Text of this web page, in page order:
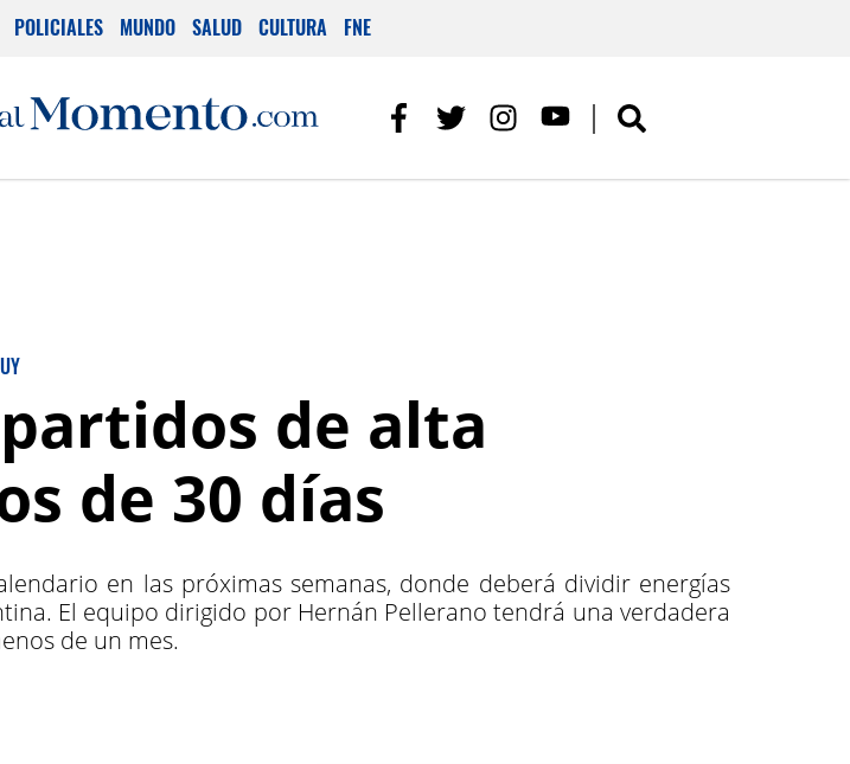
POLICIALES MUNDO SALUD CULTURA FNE
de alta
de 30 días
en las próximas semanas, donde deberá dividir energías
El equipo dirigido por Hernán Pellerano tendrá una verdadera
de un mes.